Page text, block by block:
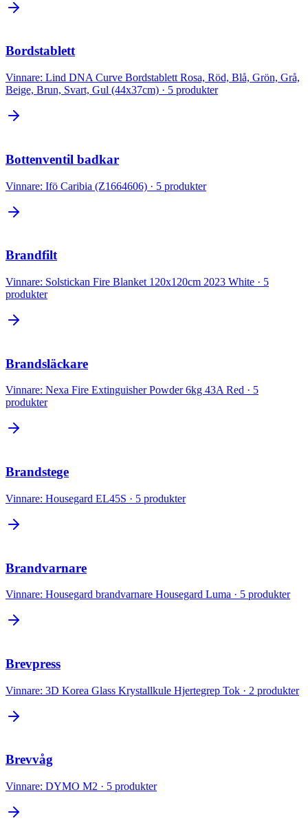
Bordstablett
Vinnare: Lind DNA Curve Bordstablett Rosa, Röd, Blå, Grön, Grå,
Beige, Brun, Svart, Gul (44x37cm) · 5 produkter
Bottenventil badkar
Vinnare: Ifö Caribia (Z1664606) · 5 produkter
Brandfilt
Vinnare: Solstickan Fire Blanket 120x120cm 2023 White · 5
produkter
Brandsläckare
Vinnare: Nexa Fire Extinguisher Powder 6kg 43A Red · 5
produkter
Brandstege
Vinnare: Housegard EL45S · 5 produkter
Brandvarnare
Vinnare: Housegard brandvarnare Housegard Luma · 5 produkter
Brevpress
Vinnare: 3D Korea Glass Krystallkule Hjertegrep Tok · 2 produkter
Brevvåg
Vinnare: DYMO M2 · 5 produkter